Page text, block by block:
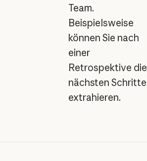
Team.
Beispielsweise
können Sie nach
einer
Retrospektive die
nächsten Schritte
extrahieren.